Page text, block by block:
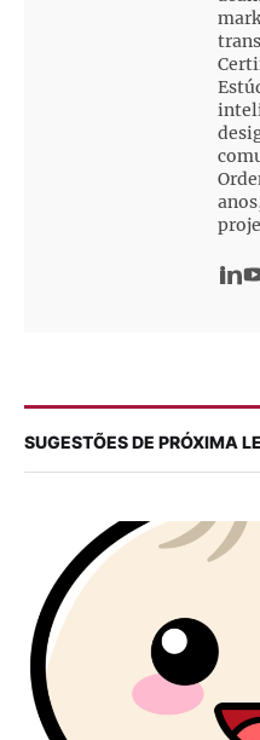
SUGESTÕES DE PRÓXIMA